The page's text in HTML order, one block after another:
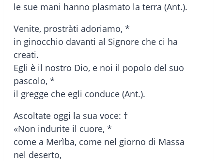
le sue mani hanno plasmato la terra (Ant.).
Venite, prostràti adoriamo, *
in ginocchio davanti al Signore che ci ha
creati.
Egli è il nostro Dio, e noi il popolo del suo
pascolo, *
il gregge che egli conduce (Ant.).
Ascoltate oggi la sua voce: †
«Non indurite il cuore, *
come a Merìba, come nel giorno di Massa
nel deserto,